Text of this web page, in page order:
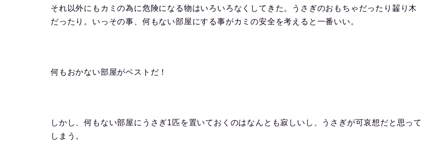
それ以外にもカミの為に危険になる物はいろいろなくしてきた。うさぎのおもちゃだったり齧り木
だったり。いっその事、何もない部屋にする事がカミの安全を考えると一番いい。
何もおかない部屋がベストだ！
しかし、何もない部屋にうさぎ1匹を置いておくのはなんとも寂しいし、うさぎが可哀想だと思って
しまう。